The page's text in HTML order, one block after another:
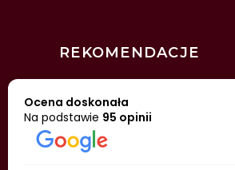
REKOMENDACJE
Ocena doskonała
Na podstawie 95 opinii